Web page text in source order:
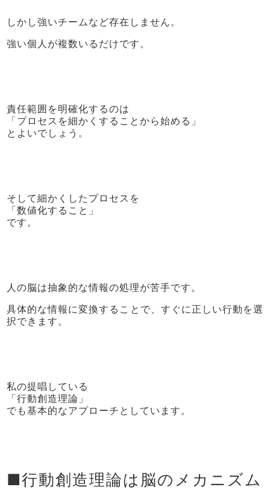
しかし強いチームなど存在しません。
強い個人が複数いるだけです。
責任範囲を明確化するのは
「プロセスを細かくすることから始める」
とよいでしょう。
そして細かくしたプロセスを
「数値化すること」
です。
人の脳は抽象的な情報の処理が苦手です。
具体的な情報に変換することで、すぐに正しい行動を選
択できます。
私の提唱している
「行動創造理論」
でも基本的なアプローチとしています。
■行動創造理論は脳のメカニズム